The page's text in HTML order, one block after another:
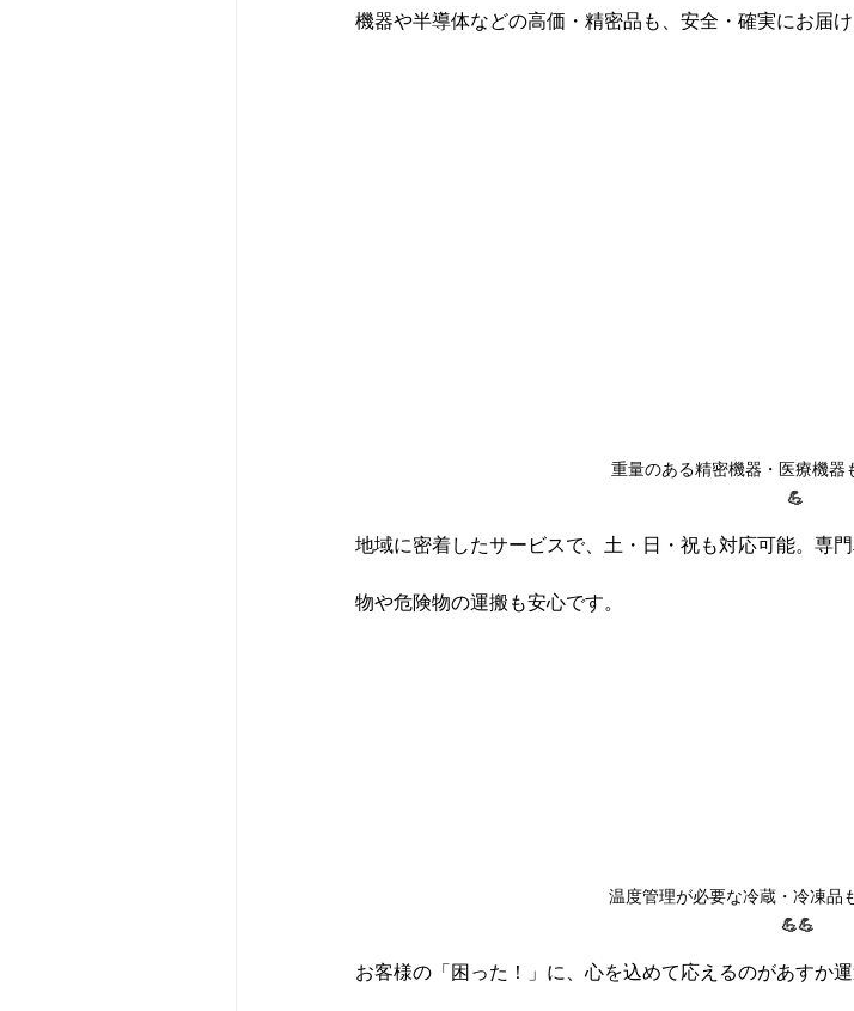
機器や半導体などの高価・精密品も、安全・確実にお届け
重量のある精密機器・医療機器
💪
地域に密着したサービスで、土・日・祝も対応可能。専
物や危険物の運搬も安心です。
温度管理が必要な冷蔵・冷凍品
💪💪
お客様の「困った！」に、心を込めて応えるのがあすか